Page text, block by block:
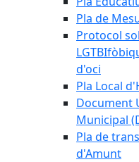
Pla de
Protocol
d'oci
Pla Local
Document
Municipal
Pla de
d'Amunt